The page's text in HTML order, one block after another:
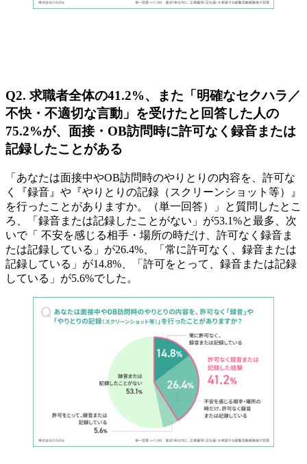
Q2. 求職者全体の41.2%、また「明確なセクハラ／
不快・不適切な言動」を受けたと回答した人の
75.2%が、面接・OB訪問時に許可なく録音または
記録したことがある
「あなたは面接中やOB訪問時のやりとりの内容を、許可な
く『録音』や『やりとりの記録（スクリーンショット等）』
を行ったことがありますか。（単一回答）」と質問したとこ
ろ、「録音または記録したことがない」が53.1%と最多、次
いで「 不安を感じる相手・場所の時だけ、許可なく録音ま
たは記録している」が26.4%、「常に許可なく、録音または
記録している」が14.8%、「許可をとって、録音または記録
している」が5.6%でした。